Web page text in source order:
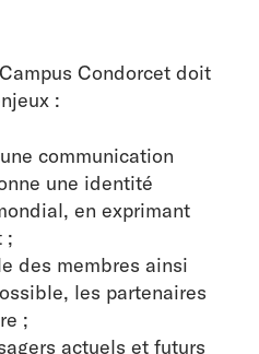
Condorcet doit
:
communication
une identité
en exprimant
;
des membres ainsi
les partenaires
;
actuels et futurs